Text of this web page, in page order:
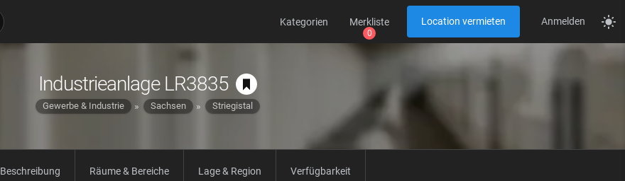
Kategorien Merkliste Location vermieten Anmelden
Industrieanlage LR3835
Gewerbe & Industrie Sachsen Striegistal
Beschreibung Räume & Bereiche Lage & Region Verfügbarkeit